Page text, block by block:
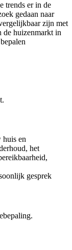
trends er in de
gedaan naar
zijn met
de huizenmarkt in
huis en
het